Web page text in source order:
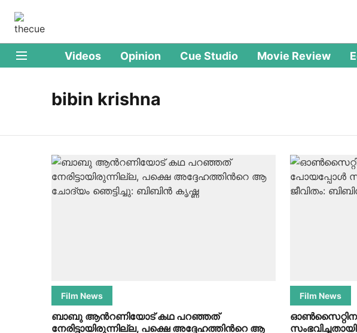
Videos Opinion Cue Studio Movie Review
bibin krishna
Film News
ബാബു ആന്‍റണിയോട് കഥ പറഞ്ഞത്
നേരിട്ടായിരുന്നില്ല, പക്ഷെ അദ്ദേഹത്തിന്‍റെ ആ
Film News